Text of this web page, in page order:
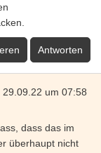
Antworten
29.09.22 um 07:58
dass das im
überhaupt nicht